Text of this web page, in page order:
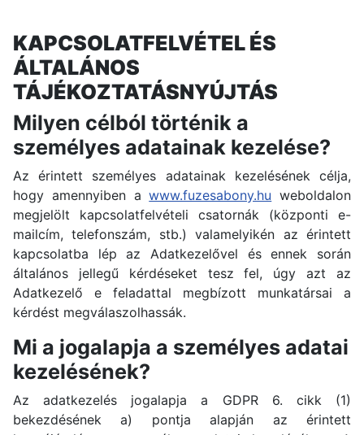
KAPCSOLATFELVÉTEL ÉS
ÁLTALÁNOS
TÁJÉKOZTATÁSNYÚJTÁS
Milyen célból történik a
személyes adatainak kezelése?
Az érintett személyes adatainak kezelésének célja,
hogy amennyiben awww.fuzesabony.hu weboldalon
megjelölt kapcsolatfelvételi csatornák (központi e-
mailcím, telefonszám, stb.) valamelyikén az érintett
kapcsolatba lép az Adatkezelővel és ennek során
általános jellegű kérdéseket tesz fel, úgy azt az
Adatkezelő e feladattal megbízott munkatársai a
kérdést megválaszolhassák.
Mi a jogalapja a személyes adatai
kezelésének?
Az adatkezelés jogalapja a GDPR 6. cikk (1)
bekezdésének a) pontja alapján az érintett